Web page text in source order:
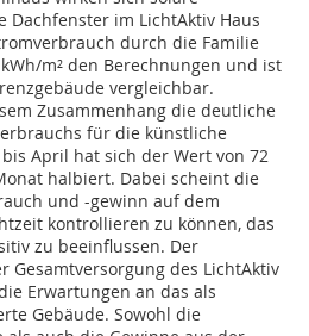
Dachfenster im LichtAktiv Haus
durch die Familie
m² den Berechnungen und ist
vergleichbar.
Zusammenhang die deutliche
für die künstliche
April hat sich der Wert von 72
halbiert. Dabei scheint die
und -gewinn auf dem
kontrollieren zu können, das
zu beeinflussen. Der
Gesamtversorgung des LichtAktiv
Erwartungen an das als
Gebäude. Sowohl die